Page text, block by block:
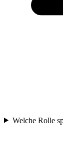
Welche Rolle